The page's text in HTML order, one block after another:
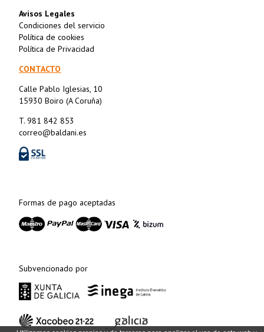
Avisos Legales
Condiciones del servicio
Política de cookies
Política de Privacidad
CONTACTO
Calle Pablo Iglesias, 10
15930 Boiro (A Coruña)
T. 981 842 853
correo@baldani.es
Formas de pago aceptadas
Subvencionado por